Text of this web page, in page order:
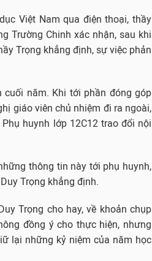
Việt Nam qua điện thoại, thầy
Trường Chinh xác nhận, sau khi
Trọng khẳng định, sự việc phản
cuối năm. Khi tới phần đóng góp
giáo viên chủ nhiệm đi ra ngoài,
huynh lớp 12C12 trao đổi nội
thông tin này tới phụ huynh,
Trọng khẳng định.
Trọng cho hay, về khoản chụp
đồng ý cho thực hiện, nhưng
lại những kỷ niệm của năm học